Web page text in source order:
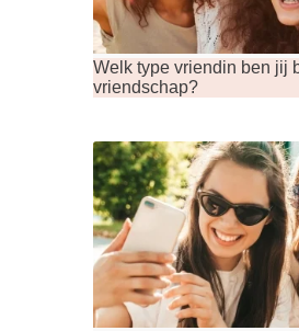
Welk type vriendin ben jij
vriendschap?